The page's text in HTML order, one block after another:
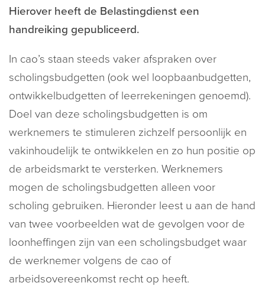
Hierover heeft de Belastingdienst een
handreiking gepubliceerd.
In cao’s staan steeds vaker afspraken over
scholingsbudgetten (ook wel loopbaanbudgetten,
ontwikkelbudgetten of leerrekeningen genoemd).
Doel van deze scholingsbudgetten is om
werknemers te stimuleren zichzelf persoonlijk en
vakinhoudelijk te ontwikkelen en zo hun positie op
de arbeidsmarkt te versterken. Werknemers
mogen de scholingsbudgetten alleen voor
scholing gebruiken. Hieronder leest u aan de hand
van twee voorbeelden wat de gevolgen voor de
loonheffingen zijn van een scholingsbudget waar
de werknemer volgens de cao of
arbeidsovereenkomst recht op heeft.